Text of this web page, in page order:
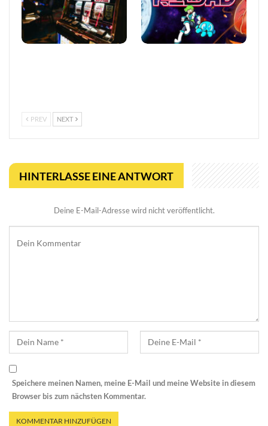
PREV NEXT
HINTERLASSE EINE ANTWORT
Deine E-Mail-Adresse wird nicht veröffentlicht.
Speichere meinen Namen, meine E-Mail und meine Website in diesem
Browser bis zum nächsten Kommentar.